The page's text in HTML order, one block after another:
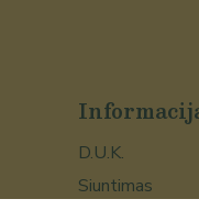
D.U.K.
Siuntimas